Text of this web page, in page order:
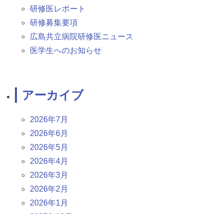
研修医レポート
研修募集要項
広島共立病院研修医ニュース
医学生へのお知らせ
アーカイブ
2026年7月
2026年6月
2026年5月
2026年4月
2026年3月
2026年2月
2026年1月